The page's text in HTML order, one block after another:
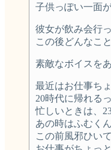
子供っぽい一面
彼女が飲み会行
この後どんなこ
素敵なボイスを
最近はお仕事ち
20時代に帰れる
忙しいときは、
あの時はふむく
この前風邪ひい